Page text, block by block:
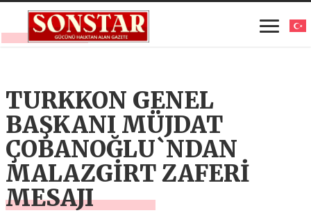
TURKKON GENEL
BAŞKANI MÜJDAT
ÇOBANOĞLU`NDAN
MALAZGİRT ZAFERİ
MESAJI